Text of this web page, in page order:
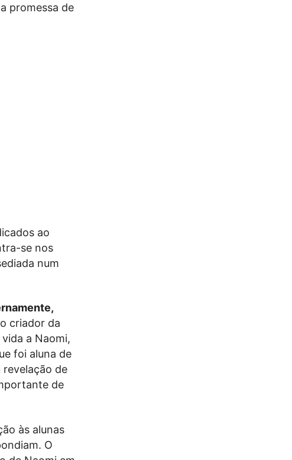
promessa de
ao
se nos
num
o criador da
a Naomi,
foi aluna de
de
de
às alunas
O